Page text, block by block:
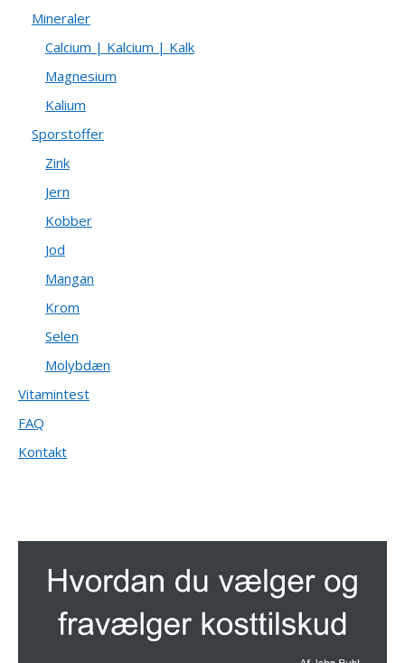
Mineraler
Calcium | Kalcium | Kalk
Magnesium
Kalium
Sporstoffer
Zink
Jern
Kobber
Jod
Mangan
Krom
Selen
Molybdæn
Vitamintest
FAQ
Kontakt